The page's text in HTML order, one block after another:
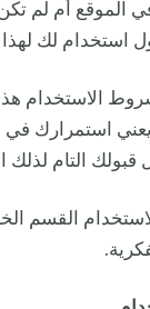
الموقع أم لم
استخدام لك
الاستخدام هذه
استمرارك في
قبولك التام لذلك
القسم